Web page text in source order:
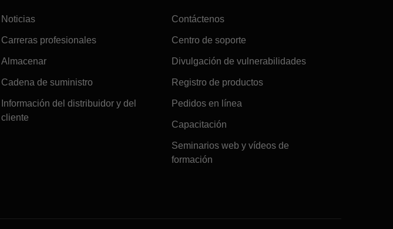
Noticias
Carreras profesionales
Almacenar
Cadena de suministro
Información del distribuidor y del
cliente
Contáctenos
Centro de soporte
Divulgación de vulnerabilidades
Registro de productos
Pedidos en línea
Capacitación
Seminarios web y vídeos de
formación